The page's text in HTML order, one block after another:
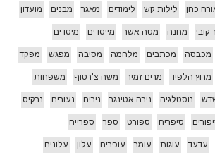
כהן לילות קש לימודים מאגר מבנים מועדון
קובי מחנה מטה אשר מייסדים מיסדים
מכבסה מכתבים מלחמה מסיבה מפגש מפקד
מרוץ הלפיד מרים זמיר משה צ'רטוף משפחות
נוסטלגיה נירה אטינגר נירים נעורים נרקיס
סיפריה ספורט ספר ספרייה
עדעד עוגות עומר עופרים עלון עלונים